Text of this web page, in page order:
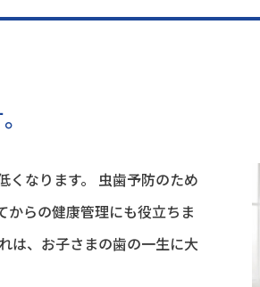
くなります。 虫歯予防のため
からの健康管理にも役立ちま
は、お子さまの歯の一生に大